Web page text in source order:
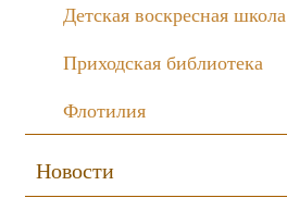
Детская воскресная школа
Приходская библиотека
Флотилия
Новости